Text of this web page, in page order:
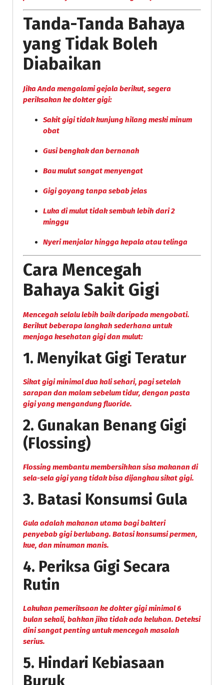
Tanda-Tanda Bahaya
yang Tidak Boleh
Diabaikan
Jika Anda mengalami gejala berikut, segera
periksakan ke dokter gigi:
Sakit gigi tidak kunjung hilang meski minum
obat
Gusi bengkak dan bernanah
Bau mulut sangat menyengat
Gigi goyang tanpa sebab jelas
Luka di mulut tidak sembuh lebih dari 2
minggu
Nyeri menjalar hingga kepala atau telinga
Cara Mencegah
Bahaya Sakit Gigi
Mencegah selalu lebih baik daripada mengobati.
Berikut beberapa langkah sederhana untuk
menjaga kesehatan gigi dan mulut:
1. Menyikat Gigi Teratur
Sikat gigi minimal dua kali sehari, pagi setelah
sarapan dan malam sebelum tidur, dengan pasta
gigi yang mengandung fluoride.
2. Gunakan Benang Gigi
(Flossing)
Flossing membantu membersihkan sisa makanan di
sela-sela gigi yang tidak bisa dijangkau sikat gigi.
3. Batasi Konsumsi Gula
Gula adalah makanan utama bagi bakteri
penyebab gigi berlubang. Batasi konsumsi permen,
kue, dan minuman manis.
4. Periksa Gigi Secara
Rutin
Lakukan pemeriksaan ke dokter gigi minimal 6
bulan sekali, bahkan jika tidak ada keluhan. Deteksi
dini sangat penting untuk mencegah masalah
serius.
5. Hindari Kebiasaan
Buruk